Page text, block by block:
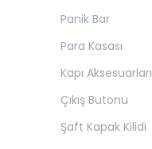
Panik Bar
Para Kasası
Kapı Aksesuarları
Çıkış Butonu
Şaft Kapak Kilidi